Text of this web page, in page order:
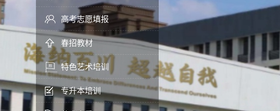
高考志愿填报
春招教材
特色艺术培训
专升本培训